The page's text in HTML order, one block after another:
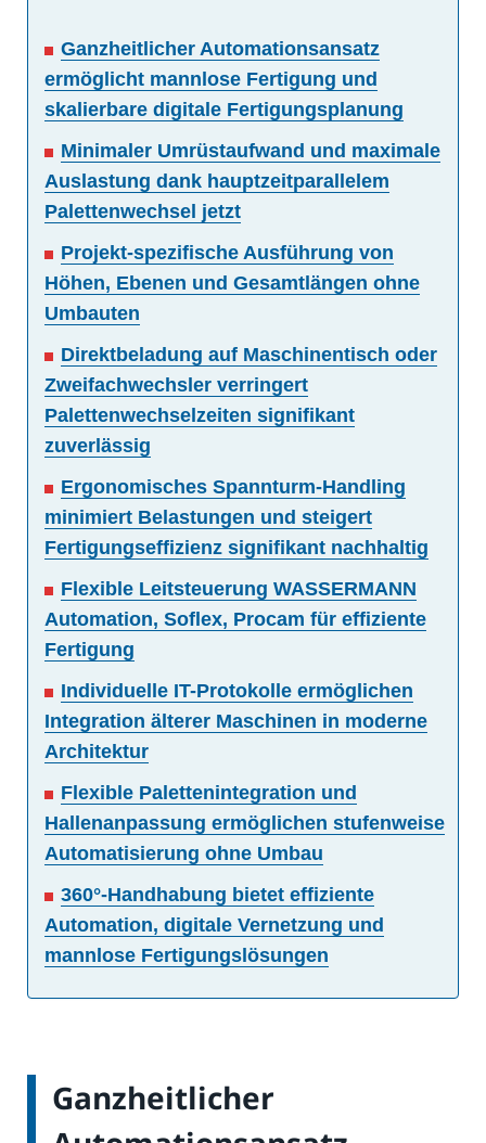
Ganzheitlicher Automationsansatz
ermöglicht mannlose Fertigung und
skalierbare digitale Fertigungsplanung
Minimaler Umrüstaufwand und maximale
Auslastung dank hauptzeitparallelem
Palettenwechsel jetzt
Projekt-spezifische Ausführung von
Höhen, Ebenen und Gesamtlängen ohne
Umbauten
Direktbeladung auf Maschinentisch oder
Zweifachwechsler verringert
Palettenwechselzeiten signifikant
zuverlässig
Ergonomisches Spannturm-Handling
minimiert Belastungen und steigert
Fertigungseffizienz signifikant nachhaltig
Flexible Leitsteuerung WASSERMANN
Automation, Soflex, Procam für effiziente
Fertigung
Individuelle IT-Protokolle ermöglichen
Integration älterer Maschinen in moderne
Architektur
Flexible Palettenintegration und
Hallenanpassung ermöglichen stufenweise
Automatisierung ohne Umbau
360°-Handhabung bietet effiziente
Automation, digitale Vernetzung und
mannlose Fertigungslösungen
Ganzheitlicher